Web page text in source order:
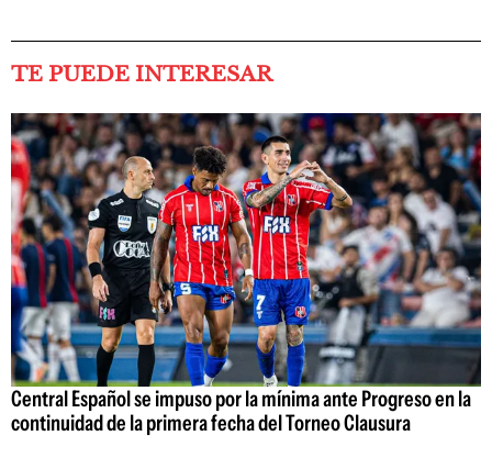
TE PUEDE INTERESAR
Central Español se impuso por la mínima ante Progreso en la
continuidad de la primera fecha del Torneo Clausura